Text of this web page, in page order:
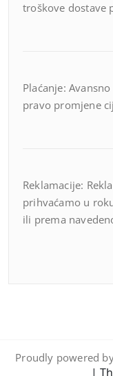
troškove dostave
Plaćanje:
pravo promjene
Reklamacije:
prihvaćamo u
ili prema
Proudly powered
|